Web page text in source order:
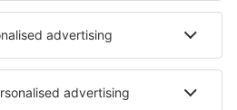
Unterkunft in Ružomberok
Unterkunft in Ta Lai